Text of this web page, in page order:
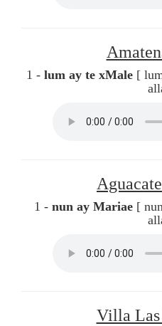
1 - lum ay te xMale [
1 - nun ay Mariae [
Villa Las